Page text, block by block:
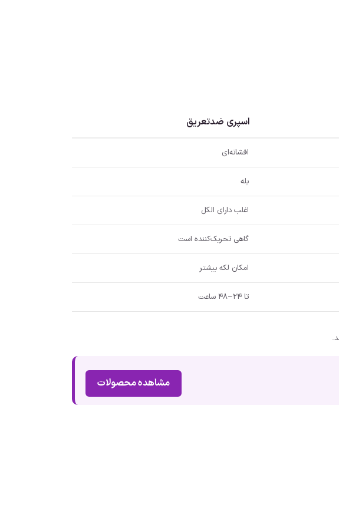
اسپری ضدتعریق
افشانه‌ای
بله
اغلب دارای الکل
گاهی تحریک‌کننده است
امکان لکه بیشتر
تا ۲۴–۴۸ ساعت
مشاهده محصولات